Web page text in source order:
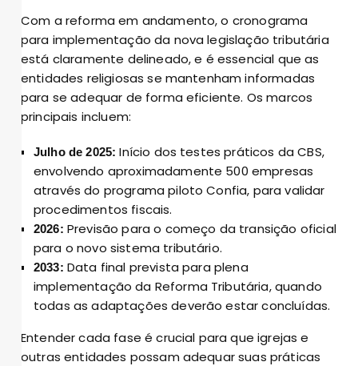
Com a reforma em andamento, o cronograma
para implementação da nova legislação tributária
está claramente delineado, e é essencial que as
entidades religiosas se mantenham informadas
para se adequar de forma eficiente. Os marcos
principais incluem:
Julho de 2025: Início dos testes práticos da CBS,
envolvendo aproximadamente 500 empresas
através do programa piloto Confia, para validar
procedimentos fiscais.
2026: Previsão para o começo da transição oficial
para o novo sistema tributário.
2033: Data final prevista para plena
implementação da Reforma Tributária, quando
todas as adaptações deverão estar concluídas.
Entender cada fase é crucial para que igrejas e
outras entidades possam adequar suas práticas